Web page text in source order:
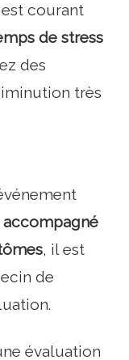
courant
de stress
des
très
, il est
de
évaluation